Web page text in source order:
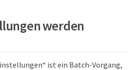
werden
ist ein Batch-Vorgang,